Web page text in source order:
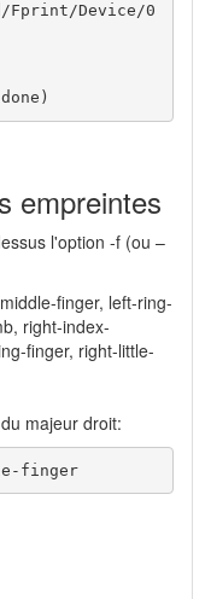
Fprint/Device/0
empreintes
l'option -f (ou –
finger, left-ring-
right-index-
finger, right-little-
majeur droit:
finger